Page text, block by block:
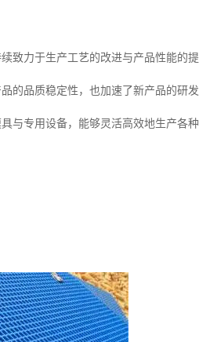
致力于生产工艺的改进与产品性能的提
的品质稳定性，也加速了新产品的研
与专用设备，能够灵活高效地生产各